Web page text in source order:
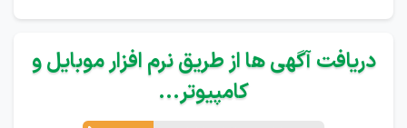
دریافت آگهی ها از طریق نرم افزار موبایل و
کامپیوتر...